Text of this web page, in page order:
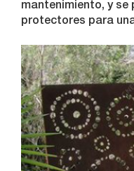
mantenimiento, y se
protectores para